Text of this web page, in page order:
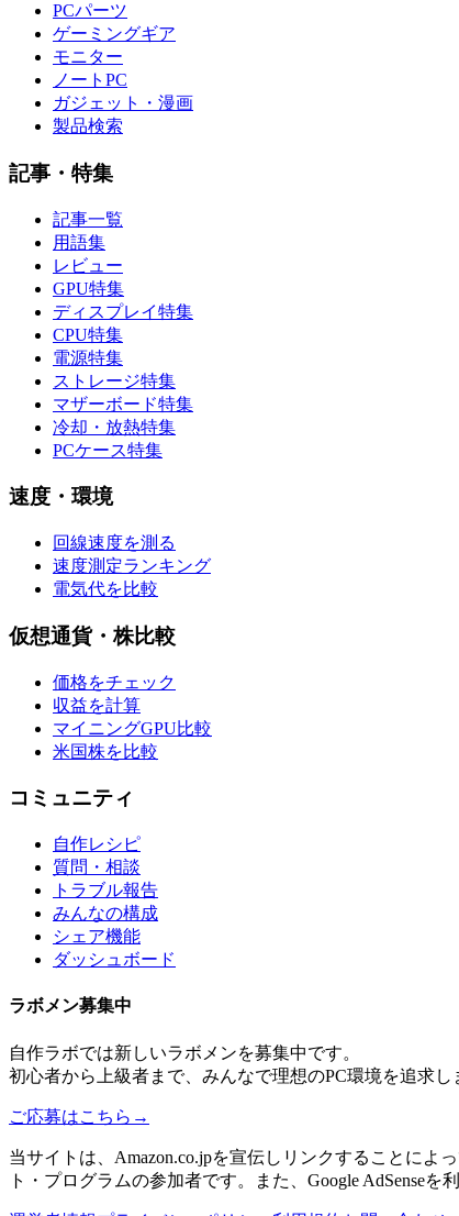
PCパーツ
ゲーミングギア
モニター
ノートPC
ガジェット・漫画
製品検索
記事・特集
記事一覧
用語集
レビュー
GPU特集
ディスプレイ特集
CPU特集
電源特集
ストレージ特集
マザーボード特集
冷却・放熱特集
PCケース特集
速度・環境
回線速度を測る
速度測定ランキング
電気代を比較
仮想通貨・株比較
価格をチェック
収益を計算
マイニングGPU比較
米国株を比較
コミュニティ
自作レシピ
質問・相談
トラブル報告
みんなの構成
シェア機能
ダッシュボード
ラボメン募集中
自作ラボでは新しいラボメンを募集中です。
初心者から上級者まで、みんなで理想のPC環境を追求し
ご応募はこちら →
当サイトは、Amazon.co.jpを宣伝しリンクすることによ
ト・プログラムの参加者です。また、Google AdSense